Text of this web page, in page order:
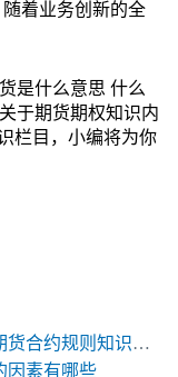
着业务创新的全
是什么意思 什么
于期货期权知识内
栏目，小编将为你
约规则知识系列
因素有哪些